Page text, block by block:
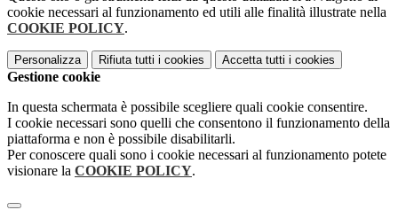
cookie necessari al funzionamento ed utili alle finalità illustrate nella
COOKIE POLICY.
Personalizza Rifiuta tutti i cookies Accetta tutti i cookies
Gestione cookie
In questa schermata è possibile scegliere quali cookie consentire.
I cookie necessari sono quelli che consentono il funzionamento della
piattaforma e non è possibile disabilitarli.
Per conoscere quali sono i cookie necessari al funzionamento potete
visionare la COOKIE POLICY.